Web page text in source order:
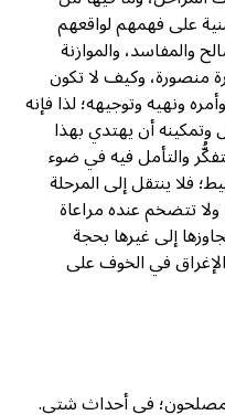
على فهمهم لواقعهم
والمفاسد، والموازنة
منصورة، وكيف لا تكون
ونهيه وتوجيهه؛ لذا فإنه
أن يهتدي بهذا
والتأمل فيه في ضوء
فلا ينتقل إلى المرحلة
ولا تتضخم عنده مراعاة
إلى غيرها بحجة
في الخوف على
في أحداث شتى.